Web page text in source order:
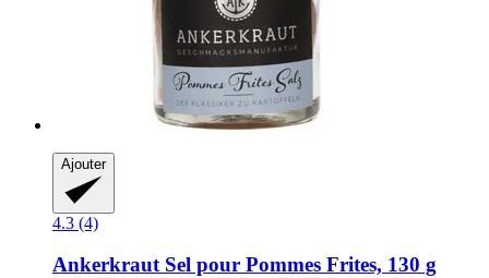
Ajouter
4.3 (4)
AnkerkrautSel pour Pommes Frites, 130 g